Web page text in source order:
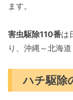
ます。
害虫駆除110番は
り、沖縄～北海道
ハチ駆除